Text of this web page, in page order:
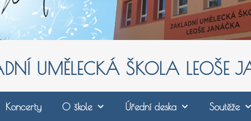
UMĚLECKÁ ŠKOLA LEOŠE
Koncerty O škole Úřední deska Soutěže